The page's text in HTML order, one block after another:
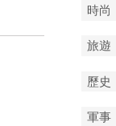
時尚
旅遊
歷史
軍事